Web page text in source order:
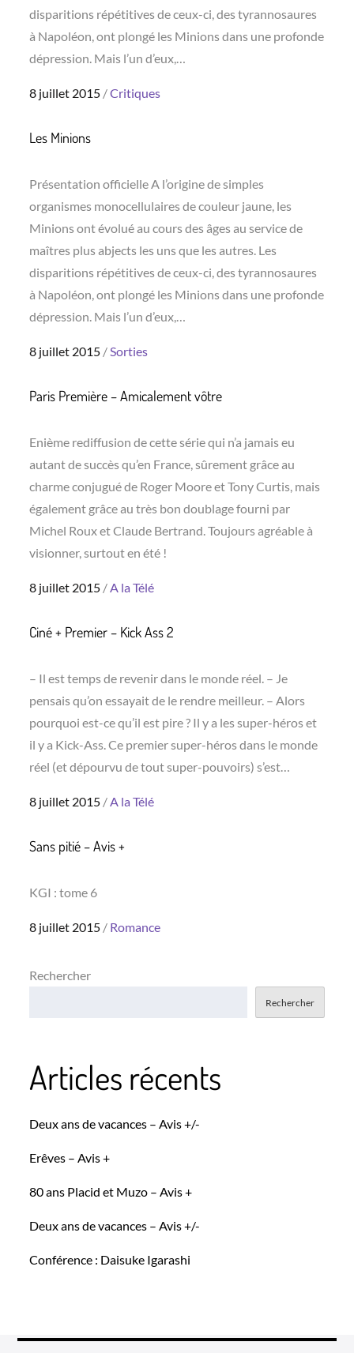
disparitions répétitives de ceux-ci, des tyrannosaures
à Napoléon, ont plongé les Minions dans une profonde
dépression. Mais l’un d’eux,…
Posted
8 juillet 2015 Critiques
Les Minions
Présentation officielle A l’origine de simples
organismes monocellulaires de couleur jaune, les
Minions ont évolué au cours des âges au service de
maîtres plus abjects les uns que les autres. Les
disparitions répétitives de ceux-ci, des tyrannosaures
à Napoléon, ont plongé les Minions dans une profonde
dépression. Mais l’un d’eux,…
Posted
8 juillet 2015 Sorties
Paris Première – Amicalement vôtre
Enième rediffusion de cette série qui n’a jamais eu
autant de succès qu’en France, sûrement grâce au
charme conjugué de Roger Moore et Tony Curtis, mais
également grâce au très bon doublage fourni par
Michel Roux et Claude Bertrand. Toujours agréable à
visionner, surtout en été !
Posted
8 juillet 2015 A la Télé
Ciné + Premier – Kick Ass 2
– Il est temps de revenir dans le monde réel. – Je
pensais qu’on essayait de le rendre meilleur. – Alors
pourquoi est-ce qu’il est pire ? Il y a les super-héros et
il y a Kick-Ass. Ce premier super-héros dans le monde
réel (et dépourvu de tout super-pouvoirs) s’est…
Posted
8 juillet 2015 A la Télé
Sans pitié – Avis +
KGI : tome 6
Posted
8 juillet 2015 Romance
Rechercher
Rechercher
Articles récents
Deux ans de vacances – Avis +/-
Erêves – Avis +
80 ans Placid et Muzo – Avis +
Deux ans de vacances – Avis +/-
Conférence : Daisuke Igarashi